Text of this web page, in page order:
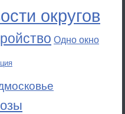
округов
Одно окно